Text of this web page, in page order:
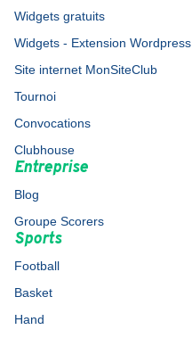
Widgets gratuits
Widgets - Extension Wordpress
Site internet MonSiteClub
Tournoi
Convocations
Clubhouse
Entreprise
Blog
Groupe Scorers
Sports
Football
Basket
Hand